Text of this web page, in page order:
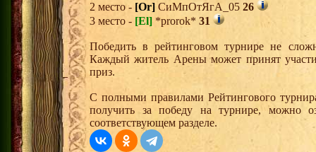
2 место - [Or] СиМпОтЯгА_05 26
3 место - [El] *prorok* 31
Победить в рейтинговом турнире не
Каждый житель Арены может принят
приз.
С полными правилами Рейтингового
получить за победу на турнире, можно
соответствующем разделе.